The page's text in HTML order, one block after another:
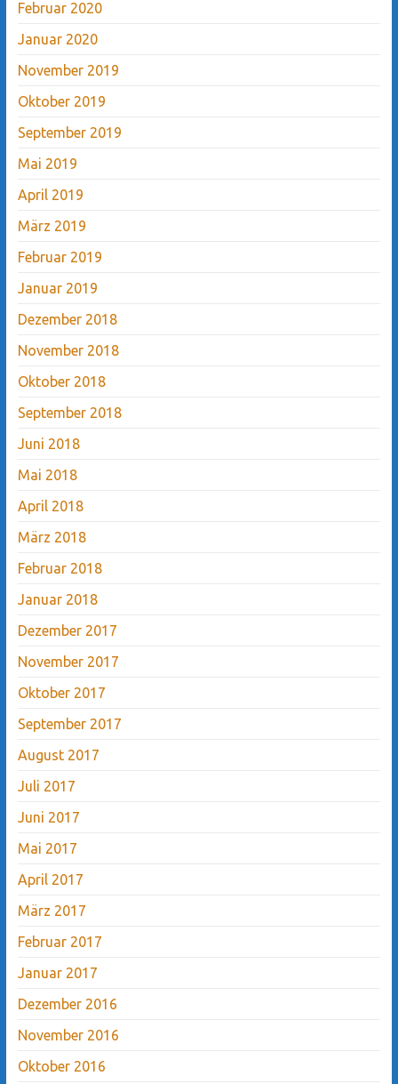
Februar 2020
Januar 2020
November 2019
Oktober 2019
September 2019
Mai 2019
April 2019
März 2019
Februar 2019
Januar 2019
Dezember 2018
November 2018
Oktober 2018
September 2018
Juni 2018
Mai 2018
April 2018
März 2018
Februar 2018
Januar 2018
Dezember 2017
November 2017
Oktober 2017
September 2017
August 2017
Juli 2017
Juni 2017
Mai 2017
April 2017
März 2017
Februar 2017
Januar 2017
Dezember 2016
November 2016
Oktober 2016